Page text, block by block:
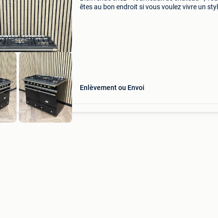
êtes au bon endroit si vous voulez vivre un
Enlèvement ou Envoi